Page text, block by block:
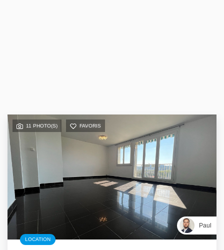
11 PHOTO(S) FAVORIS
Paul
LOCATION